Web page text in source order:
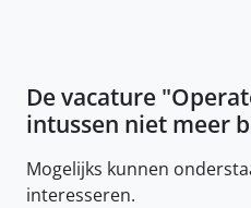
De vacature "
intussen niet meer
Mogelijks kunnen
interesseren.